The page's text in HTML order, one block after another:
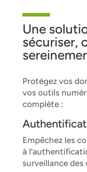
Une
sécuriser,
Protégez vos
vos outils
complète :
Empêchez les
à
surveillance des